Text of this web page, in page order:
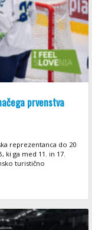
prvenstva
reprezentanca do 20
ki ga med 11. in 17.
turistično